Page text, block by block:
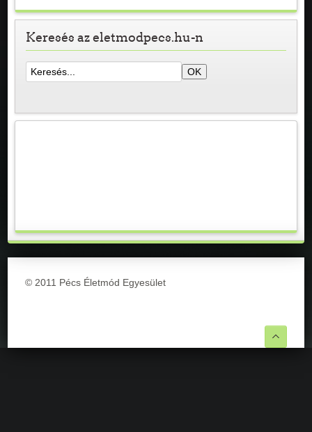
Keresés az eletmodpecs.hu-n
© 2011 Pécs Életmód Egyesület